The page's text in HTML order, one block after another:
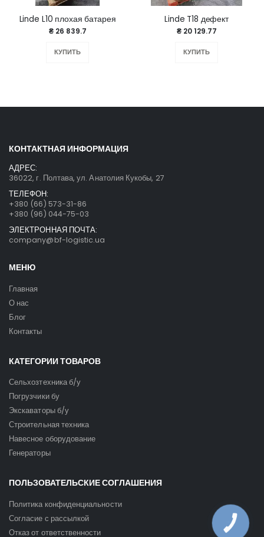
Linde L10 плохая батарея
₴ 26 839.7
КУПИТЬ
Linde T18 дефект
₴ 20 129.77
КУПИТЬ
КОНТАКТНАЯ ИНФОРМАЦИЯ
АДРЕС:
36022, г. Полтава, ул. Анатолия Кукобы, 27
ТЕЛЕФОН:
+380 (66) 573-31-86
+380 (96) 044-75-03
ЭЛЕКТРОННАЯ ПОЧТА:
company@bf-logistic.ua
МЕНЮ
Главная
О нас
Блог
Контакты
КАТЕГОРИИ ТОВАРОВ
Сельхозтехника б/у
Погрузчики бу
Экскаваторы б/у
Строительная техника
Навесное оборудование
Генераторы
ПОЛЬЗОВАТЕЛЬСКИЕ СОГЛАШЕНИЯ
Политика конфиденциальности
Согласие с рассылкой
Отказ от ответственности
КНОПКА
ЗВ'ЯЗКУ